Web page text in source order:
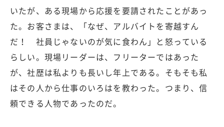
いたが、ある現場から応援を要請されたことがあっ
た。お客さまは、「なぜ、アルバイトを寄越すん
だ！ 社員じゃないのが気に食わん」と怒っている
らしい。現場リーダーは、フリーターではあった
が、社歴は私よりも長いし年上である。そもそも私
はその人から仕事のいろはを教わった。つまり、信
頼できる人物であったのだ。